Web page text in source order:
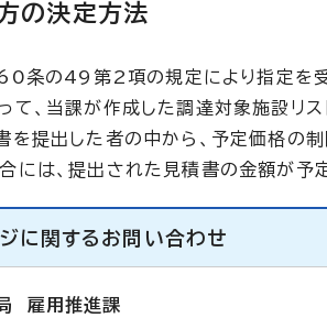
の決定方法
条の49第2項の規定により指定を
て、当課が作成した調達対象施設リ
を提出した者の中から、予定価格の
には、提出された見積書の金額が予
に関する お問い合わせ
雇用推進課